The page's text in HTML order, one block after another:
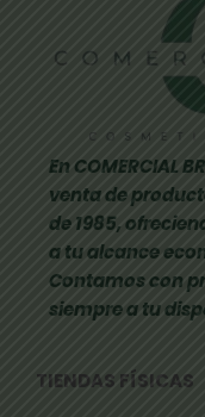
En COMERCIAL
venta de
de 1985,
a tu alcance
Contamos con
siempre a tu
TIENDAS FÍSICAS